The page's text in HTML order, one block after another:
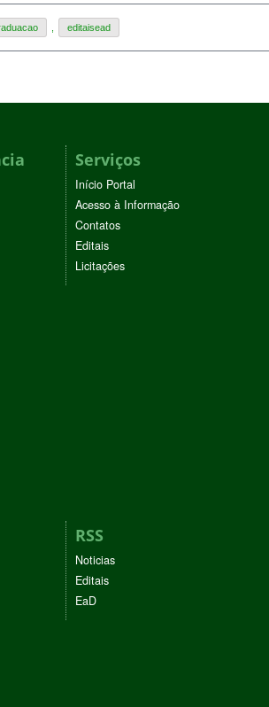
editaisead
Serviços
Início Portal
Acesso à Informação
Contatos
Editais
Licitações
RSS
Noticias
Editais
EaD